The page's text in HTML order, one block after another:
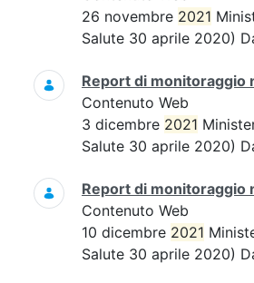
26 novembre 2021
Salute 30 aprile 2020)
Report di monitoraggio
Contenuto Web
3 dicembre 2021
Salute 30 aprile 2020)
Report di monitoraggio
Contenuto Web
10 dicembre 2021
Salute 30 aprile 2020)